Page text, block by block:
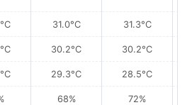
31.0°C
30.2°C
29.3°C
68%
31.3°C
30.2°C
28.5°C
72%